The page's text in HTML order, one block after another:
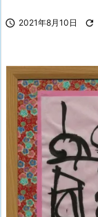
 2021年8月10日 